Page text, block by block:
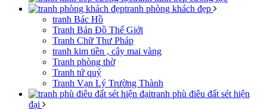
tranh phòng khách đẹp
tranh Bác Hồ
Tranh Bản Đồ Thế Giới
Tranh Chữ Thư Pháp
tranh kim tiền , cây mai vàng
Tranh phòng thờ
Tranh tứ quý
Tranh Vạn Lý Trường Thành
tranh phù điêu đất sét hiện
đại